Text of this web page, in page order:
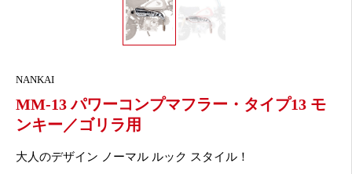
NANKAI
MM-13 パワーコンプマフラー・タイプ13 モ
ンキー／ゴリラ用
大人のデザイン ノーマル ルック スタイル！